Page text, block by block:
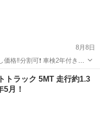
8月8日
格‼️分割可❗️ 車検2年付き！
イハツ タントカスタム
す☆ETC付き☆純正アルミ
ラック 5MT 走行約1.3
月！